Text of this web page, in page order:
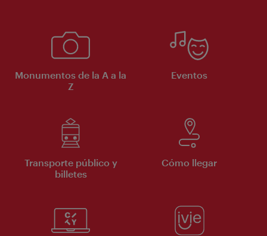
Monumentos de la A a la
Z
Eventos
Transporte público y
billetes
Cómo llegar